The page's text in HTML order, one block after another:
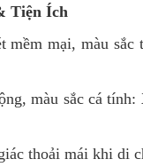
Tiện Ích
mềm mại, màu
màu sắc cá tính:
thoải mái khi di